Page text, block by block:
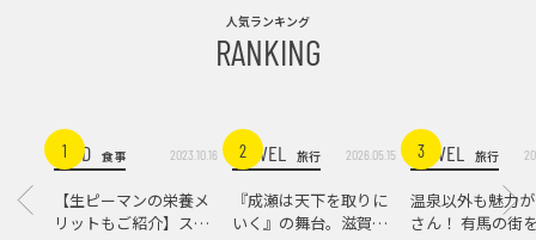
人気ランキング
RANKING
1FOOD 食事 2023.10.16
【生ピーマンの栄養メ
リットもご紹介】スパ
2
TRAVEL 旅行 2026.05.15
『成瀬は天下を取りに
いく』の舞台。滋賀県
3
TRAVEL 旅行
温泉以外も魅力
さん！ 有馬の街